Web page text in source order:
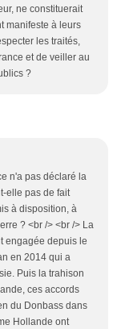
ne constituerait
manifeste à leurs
les traités,
et de veiller au
?
n'a pas déclaré la
elle pas de fait
à disposition, à
? <br /> <br /> La
engagée depuis le
en 2014 qui a
Puis la trahison
ces accords
du Donbass dans
Hollande ont